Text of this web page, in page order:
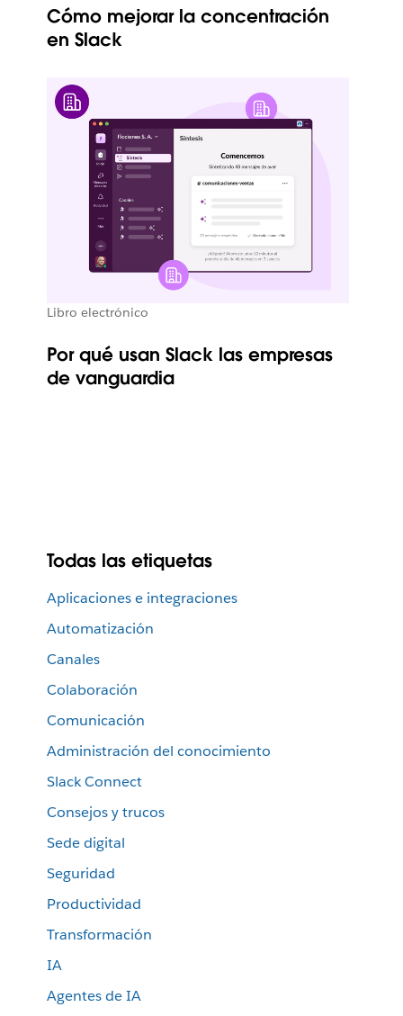
Cómo mejorar la concentración
en Slack
Libro electrónico
Por qué usan Slack las empresas
de vanguardia
Todas las etiquetas
Aplicaciones e integraciones
Automatización
Canales
Colaboración
Comunicación
Administración del conocimiento
Slack Connect
Consejos y trucos
Sede digital
Seguridad
Productividad
Transformación
IA
Agentes de IA